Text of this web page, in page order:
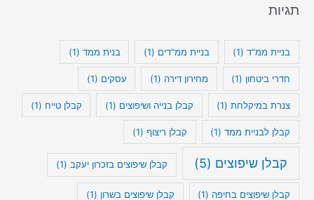
תגיות
בניית ממ"ד(1) בניית ממ"דים (1) בנית ממד (1)
חדרי ביטחון (1) מחירון דירה (1) עסקים (1)
צנרת במיקלחת(1) קבלן בנייה ושיפוצים (1) קבלן טייח (1)
קבלן לבניית ממד(1) קבלן ריצוף (1)
קבלן שיפוצים (5) קבלן שיפוצים בזכרון יעקב (1)
קבלן שיפוצים בחיפה (1) קבלן שיפוצים בשרון (1)